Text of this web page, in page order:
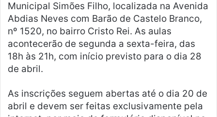
Municipal Simões Filho, localizada na Avenida
Abdias Neves com Barão de Castelo Branco,
nº 1520, no bairro Cristo Rei. As aulas
acontecerão de segunda a sexta-feira, das
18h às 21h, com início previsto para o dia 28
de abril.
As inscrições seguem abertas até o dia 20 de
abril e devem ser feitas exclusivamente pela